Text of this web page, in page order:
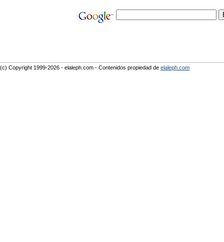
(c) Copyright 1999-2026 - elaleph.com - Contenidos propiedad de elaleph.com